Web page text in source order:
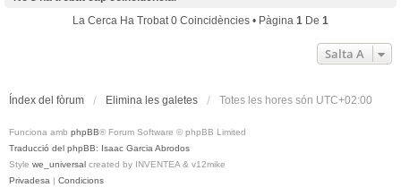
La Cerca Ha Trobat 0 Coincidències • Pàgina 1 De 1
Salta A
Índex del fòrum Elimina les galetes Totes les hores són UTC+02:00
Funciona amb phpBB® Forum Software © phpBB Limited
Traducció del phpBB: Isaac Garcia Abrodos
Style we_universal created by INVENTEA & v12mike
Privadesa | Condicions